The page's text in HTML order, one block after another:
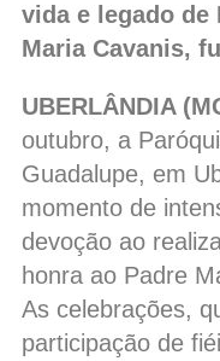
vida e legado de
Maria Cavanis,
UBERLÂNDIA
outubro, a
Guadalupe, em
momento de
devoção ao
honra ao Padre
As celebrações,
participação de